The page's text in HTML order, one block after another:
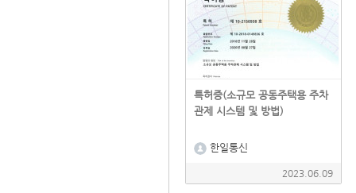
특허증(소규모 공동주택용 주차
관제 시스템 및 방법)
한일통신
2023.06.09